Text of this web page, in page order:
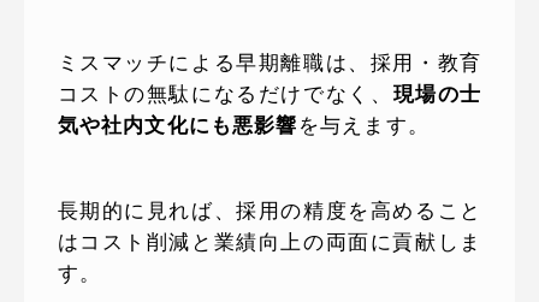
ミスマッチによる早期離職は、採用・教育
コストの無駄になるだけでなく、 現場の士
気や社内文化にも悪影響 を与えます。
長期的に見れば、採用の精度を高めること
はコスト削減と業績向上の両面に貢献しま
す。